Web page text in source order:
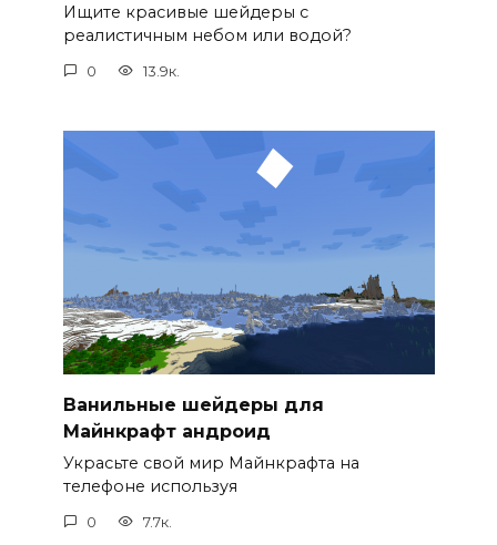
Ищите красивые шейдеры с
реалистичным небом или водой?
0 13.9к.
Ванильные шейдеры для
Майнкрафт андроид
Украсьте свой мир Майнкрафта на
телефоне используя
0 7.7к.